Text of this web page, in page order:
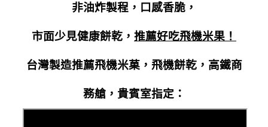
非油炸製程，口感香脆，
市面少見健康餅乾， 推薦好吃飛機米果！
台灣製造推薦飛機米菓，飛機餅乾，高鐵商
務艙，貴賓室指定：